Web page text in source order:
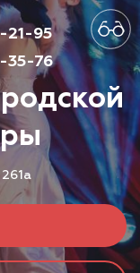
21-95
35-76